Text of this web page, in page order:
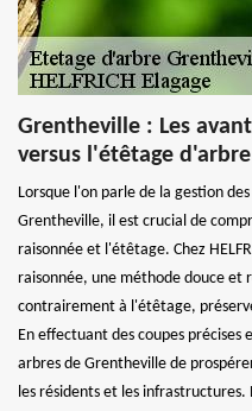
Grentheville : Les
versus l'étêtage d'arbre
Lorsque l'on parle de la gestion
Grentheville, il est crucial de
raisonnée et l'étêtage. Chez
raisonnée, une méthode douce et
contrairement à l'étêtage,
En effectuant des coupes
arbres de Grentheville de
les résidents et les